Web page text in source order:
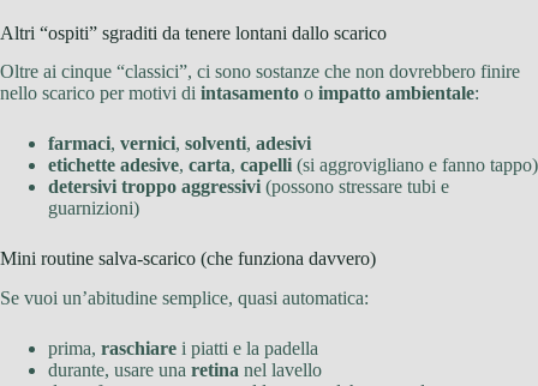
Altri “ospiti” sgraditi da tenere lontani dallo scarico
Oltre ai cinque “classici”, ci sono sostanze che non dovrebbero finire
nello scarico per motivi di intasamento o impatto ambientale:
farmaci, vernici, solventi, adesivi
etichette adesive, carta, capelli (si aggrovigliano e fanno tappo)
detersivi troppo aggressivi (possono stressare tubi e
guarnizioni)
Mini routine salva-scarico (che funziona davvero)
Se vuoi un’abitudine semplice, quasi automatica:
prima, raschiare i piatti e la padella
durante, usare una retina nel lavello